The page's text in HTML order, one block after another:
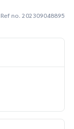
Ref no. 202309048895